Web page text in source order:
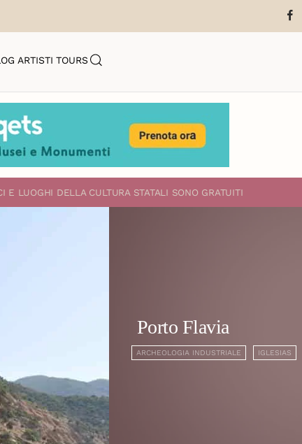
ARTISTI TOURS
E LUOGHI DELLA CULTURA STATALI SONO GRATUITI
Porto Flavia
ARCHEOLOGIA INDUSTRIALE IGLESIAS